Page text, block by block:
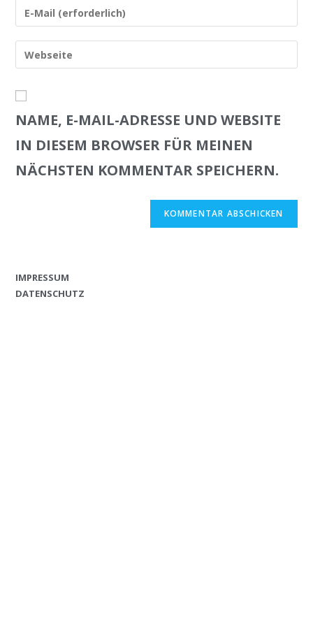
NAME, E-MAIL-ADRESSE UND WEBSITE
IN DIESEM BROWSER FÜR MEINEN
NÄCHSTEN KOMMENTAR SPEICHERN.
IMPRESSUM
DATENSCHUTZ